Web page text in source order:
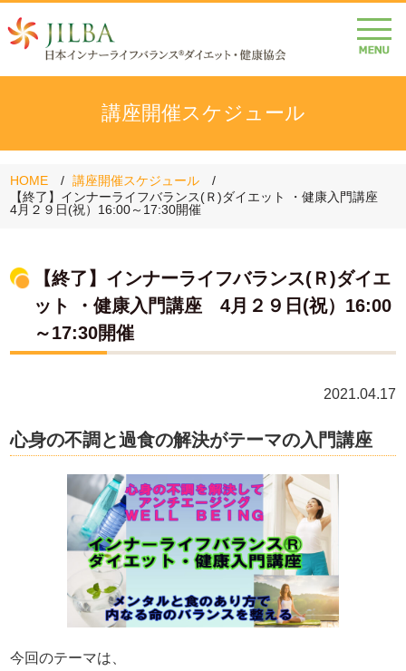
講座開催スケジュール
HOME
講座開催スケジュール
【終了】インナーライフバランス(Ｒ)ダイエット ・健康入門講座
4月２９日(祝）16:00～17:30開催
【終了】インナーライフバランス(Ｒ)ダイエ
ット ・健康入門講座 4月２９日(祝）16:00
～17:30開催
2021.04.17
心身の不調と過食の解決がテーマの入門講座
今回のテーマは、